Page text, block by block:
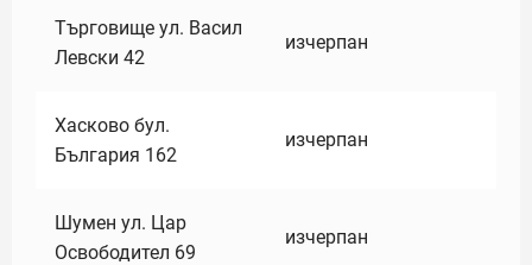
Търговище ул. Васил
Левски 42
изчерпан
Хасково бул.
България 162
изчерпан
Шумен ул. Цар
Освободител 69
изчерпан